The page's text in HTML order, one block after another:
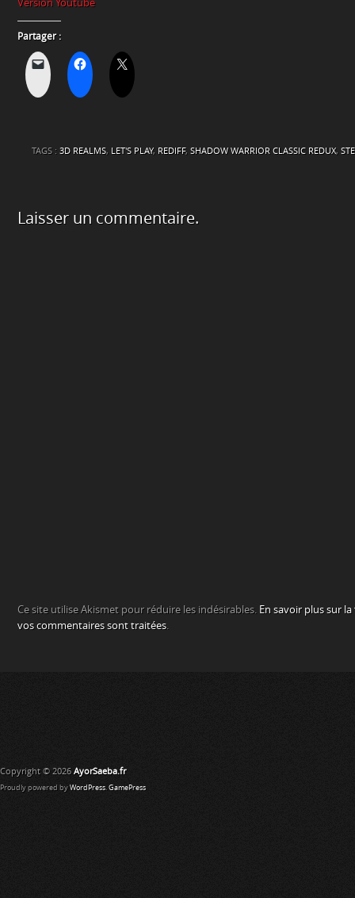
Version Youtube
Partager :
TAGS : 3D REALMS, LET'S PLAY, REDIFF, SHADOW WARRIOR CLASSIC REDUX,
Laisser un commentaire.
Ce site utilise Akismet pour réduire les indésirables. En savoir plus sur
vos commentaires sont traitées.
Copyright © 2026 AyorSaeba.fr
Proudly powered by WordPress. GamePress